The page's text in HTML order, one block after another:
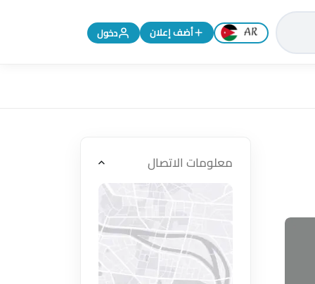
تغيير اللغة إلى الإنجليزية
أضف إعلان دخول
معلومات الاتصال